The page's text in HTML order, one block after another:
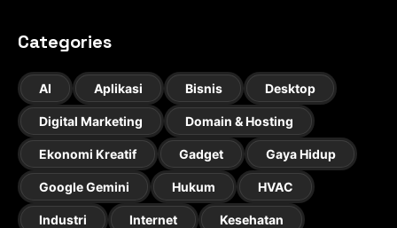
Categories
AI Aplikasi Bisnis Desktop
Digital Marketing Domain & Hosting
Ekonomi Kreatif Gadget Gaya Hidup
Google Gemini Hukum HVAC
Industri Internet Kesehatan